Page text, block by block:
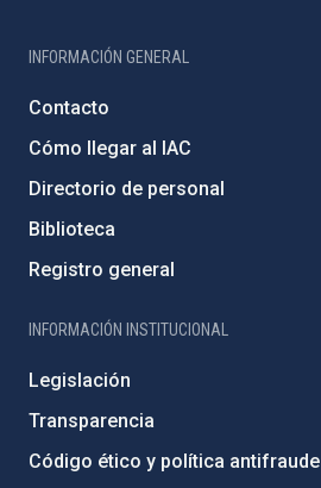
INFORMACIÓN GENERAL
Contacto
Cómo llegar al IAC
Directorio de personal
Biblioteca
Registro general
INFORMACIÓN INSTITUCIONAL
Legislación
Transparencia
Código ético y política antifraude